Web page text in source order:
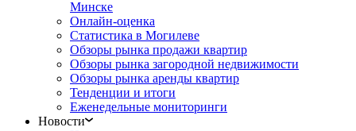
Минске
Онлайн-оценка
Статистика в Могилеве
Обзоры рынка продажи квартир
Обзоры рынка загородной недвижимости
Обзоры рынка аренды квартир
Тенденции и итоги
Еженедельные мониторинги
Новости